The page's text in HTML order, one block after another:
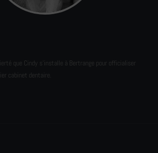
que Cindy s'installe à Bertrange pour officialiser
cabinet dentaire.